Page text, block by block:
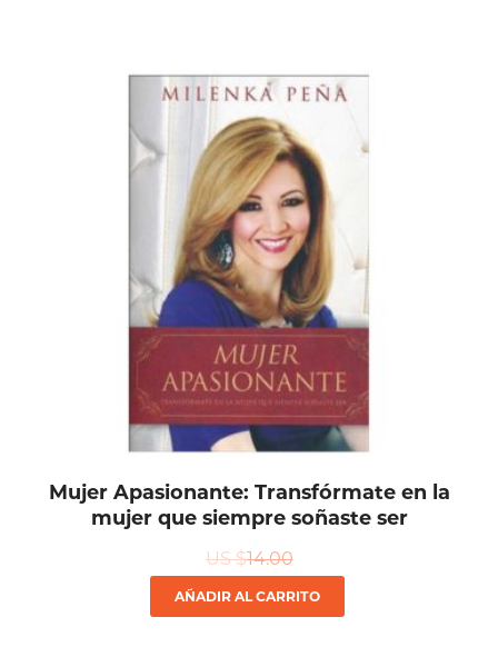
Mujer Apasionante: Transfórmate en la
mujer que siempre soñaste ser
US $14.00
AÑADIR AL CARRITO